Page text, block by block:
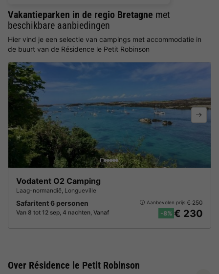
Vakantieparken in de regio Bretagne met
beschikbare aanbiedingen
Hier vind je een selectie van campings met accommodatie in
de buurt van de Résidence le Petit Robinson
Vodatent O2 Camping
Laag-normandië Longueville
Safaritent 6 personen
Van 8 tot 12 sep, 4 nachten, Vanaf
Aanbevolen prijs:€ 250
-8% € 230
Over Résidence le Petit Robinson